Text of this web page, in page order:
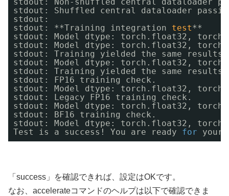
stdout: Non-shuffled central dataloader
stdout: Shuffled central dataloader
stdout:
stdout: **Training integration test**
stdout: Model dtype: torch.float32,
stdout: Model dtype: torch.float32,
stdout: Training yielded the same
stdout: Model dtype: torch.float32,
stdout: Training yielded the same
stdout: FP16 training check.
stdout: Model dtype: torch.float32,
stdout: Legacy FP16 training check.
stdout: Model dtype: torch.float32,
stdout: BF16 training check.
stdout: Model dtype: torch.float32,
Test is a success! You are ready for
「success」を確認できれば、設定はOKです。
なお、accelerateコマンドのヘルプは以下で確認できま